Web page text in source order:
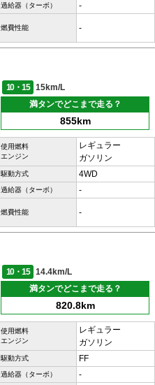
過給器（ターボ） -
燃費性能 -
10・15
15km/L
満タンでどこまで走る？
855km
使用燃料
エンジン
レギュラー
ガソリン
駆動方式 4WD
過給器（ターボ） -
燃費性能 -
10・15
14.4km/L
満タンでどこまで走る？
820.8km
使用燃料
エンジン
レギュラー
ガソリン
駆動方式 FF
過給器（ターボ） -